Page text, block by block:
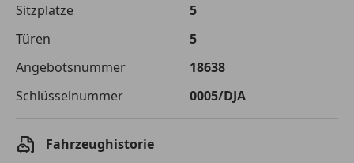
Zu zahlender
Gesamtbetrag
€ 63 820,-
Einberechnete Gebühren
€ 0,-
Effektivzinsatz
7,50 %
Sitzplätze
5
Türen
5
Angebotsnummer
18638
Schlüsselnummer
0005/DJA
Fahrzeughistorie